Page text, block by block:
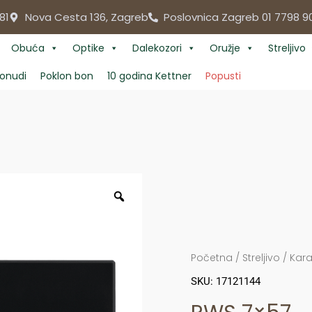
Nova Cesta 136, Zagreb Poslovnica Zagreb 01 7798
Obuća Optike Dalekozori Oružje Streljivo
Poklon bon 10 godina Kettner Popusti
Početna / Streljivo /
SKU: 17121144